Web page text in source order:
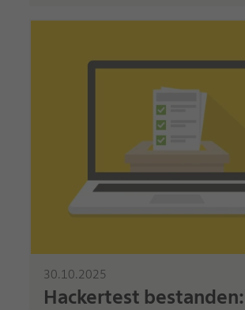
30.10.2025
Hackertest